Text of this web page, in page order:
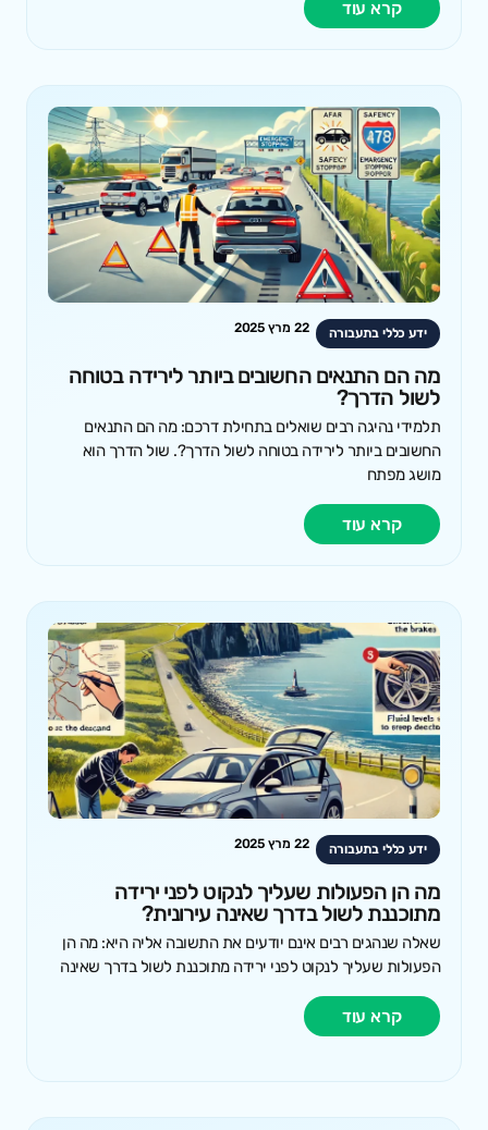
קרא עוד
ידע כללי בתעבורה 22 מרץ 2025
מה הם התנאים החשובים ביותר לירידה בטוחה
לשול הדרך?
תלמידי נהיגה רבים שואלים בתחילת דרכם: מה הם התנאים
החשובים ביותר לירידה בטוחה לשול הדרך?. שול הדרך הוא
מושג מפתח
קרא עוד
ידע כללי בתעבורה 22 מרץ 2025
מה הן הפעולות שעליך לנקוט לפני ירידה
מתוכננת לשול בדרך שאינה עירונית?
שאלה שנהגים רבים אינם יודעים את התשובה אליה היא: מה הן
הפעולות שעליך לנקוט לפני ירידה מתוכננת לשול בדרך שאינה
קרא עוד